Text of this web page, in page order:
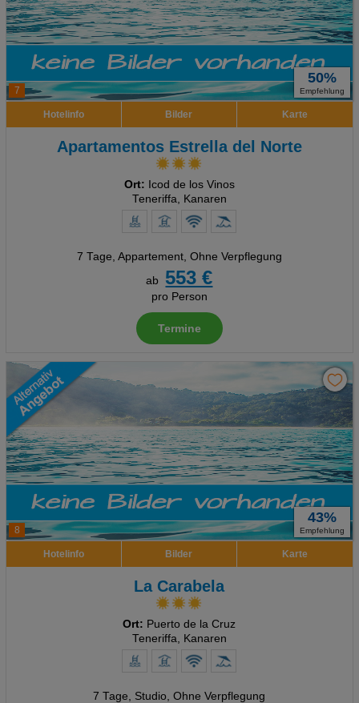
7
50%
Empfehlung
Hotelinfo Bilder Karte
Apartamentos Estrella del Norte
Ort: Icod de los Vinos
Teneriffa, Kanaren
7 Tage, Appartement, Ohne Verpflegung
ab
553 €
pro Person
Termine
8
43%
Empfehlung
Hotelinfo Bilder Karte
La Carabela
Ort: Puerto de la Cruz
Teneriffa, Kanaren
7 Tage, Studio, Ohne Verpflegung